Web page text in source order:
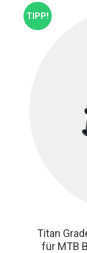
TIPP!
Titan
für MTB